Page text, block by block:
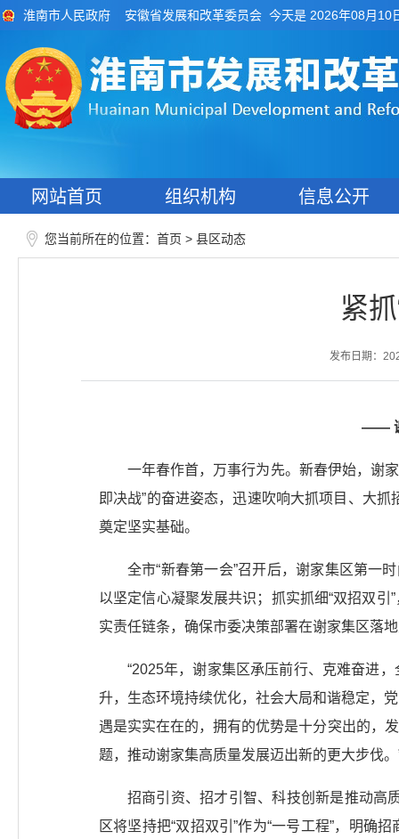
淮南市人民政府 安徽省发展和改革委员会 今天是 2026年08月10
网站首页 组织机构 信息公开
您当前所在的位置： 首页 > 县区动态
紧
发布日期：
——
一年春作首，万事行为先。新春伊始，谢
即决战”的奋进姿态，迅速吹响大抓项目、大
奠定坚实基础。
全市“新春第一会”召开后，谢家集区第一
以坚定信心凝聚发展共识；抓实抓细“双招双
实责任链条，确保市委决策部署在谢家集区落
“2025年，谢家集区承压前行、克难奋进
升，生态环境持续优化，社会大局和谐稳定，
遇是实实在在的，拥有的优势是十分突出的，
题，推动谢家集高质量发展迈出新的更大步伐。
招商引资、招才引智、科技创新是推动高
区将坚持把“双招双引”作为“一号工程”，明确